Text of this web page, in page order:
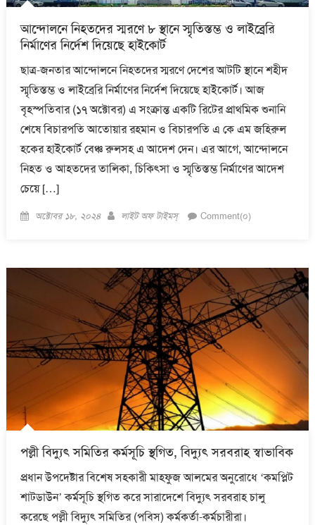
আন্দোলনে নিহতদের স্মরণে ৮ স্থানে স্মৃতিস্তম্ভ ও লাইব্রেরি
নির্মাণের নির্দেশ দিয়েছে হাইকোর্ট
ছাত্র-জনতার আন্দোলনে নিহতদের স্মরণে দেশের আটটি স্থানে শহীদ
স্মৃতিস্তম্ভ ও লাইব্রেরি নির্মাণের নির্দেশ দিয়েছে হাইকোর্ট। আজ
বৃহস্পতিবার (১৭ অক্টোবর) এ সংক্রান্ত একটি রিটের প্রাথমিক শুনানি
শেষে বিচারপতি আতোয়ার রহমান ও বিচারপতি এ কে এম জহিরুল
হকের হাইকোর্ট বেঞ্চ রুলসহ এ আদেশ দেন। এর আগে, আন্দোলনে
নিহত ও আহতদের তালিকা, চিকিৎসা ও স্মৃতিস্তম্ভ নির্মাণের আদেশ
চেয়ে […]
Posted
অক্টোবর ১৮, ২০২৪ Author
লাইট অফ টাইমস্ Comment(০)
পল্লী বিদ্যুৎ সমিতির কর্মসূচি স্থগিত, বিদ্যুৎ সরবরাহ স্বাভাবিক
প্রধান উপদেষ্টার বিশেষ সহকারী মাহফুজ আলমের অনুরোধে ‘কমপ্লিট
শাটডাউন’ কর্মসূচি স্থগিত করে সারাদেশে বিদ্যুৎ সরবরাহ চালু
করেছে পল্লী বিদ্যুৎ সমিতির (পবিস) কর্মকর্তা-কর্মচারীরা।